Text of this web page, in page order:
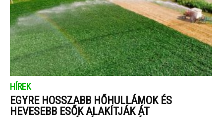
HÍREK
EGYRE HOSSZABB HŐHULLÁMOK ÉS
HEVESEBB ESŐK ALAKÍTJÁK ÁT